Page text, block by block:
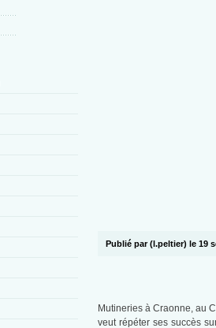
Publié par (l.peltier) le 19
Mutineries à Craonne, au
veut répéter ses succès